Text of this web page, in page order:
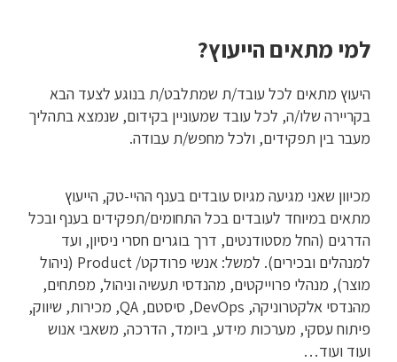
למי מתאים הייעוץ?
היעוץ מתאים לכל עובד/ת שמתלבט/ת בנוגע לצעד הבא
בקריירה שלו/ה, לכל עובד שמעוניין בקידום, שנמצא בתהליך
מעבר בין תפקידים, ולכל מחפש/ת עבודה.
מכיוון שאני מגיעה מגיוס עובדים בענף ההיי-טק, הייעוץ
מתאים במיוחד לעובדים בכל התחומים/תפקידים בענף ובכל
הדרגים (החל מסטודנטים, דרך בוגרים חסרי ניסיון, ועד
למנהלים ובכירים). למשל: אנשי פרודקט/ Product (ניהול
מוצר), מנהלי פרוייקטים, מהנדסי תעשיה וניהול, מפתחים,
מהנדסי אלקטרוניקה, DevOps, סיסטם, QA, מכירות, שיווק,
פיתוח עסקי, מערכות מידע, ביומד, הדרכה, משאבי אנוש
ועוד ועוד…